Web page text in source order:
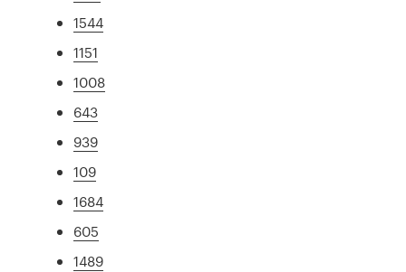
1544
1151
1008
643
939
109
1684
605
1489